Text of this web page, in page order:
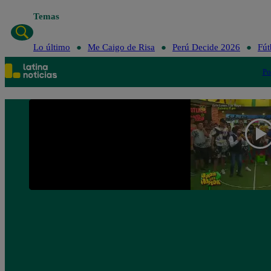
Temas
Lo último Me Caigo de Risa Perú Decide 2026